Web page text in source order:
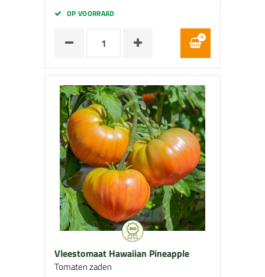
OP VOORRAAD
Vleestomaat Hawaiian Pineapple
Tomaten zaden